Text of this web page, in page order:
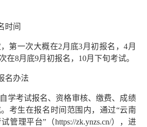
间
一次大概在2月底3月初报名，4月
在8月底9月初报名，10月下旬考试。
办法
考试报名、资格审核、缴费、成绩
考生在报名时间范围内，通过“云南
管理平台”（https://zk.ynzs.cn/），进